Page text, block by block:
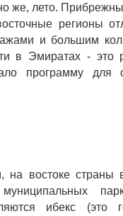
же, лето.
регионы
и большим
в Эмиратах - это
программу для
востоке страны
ибекс (это